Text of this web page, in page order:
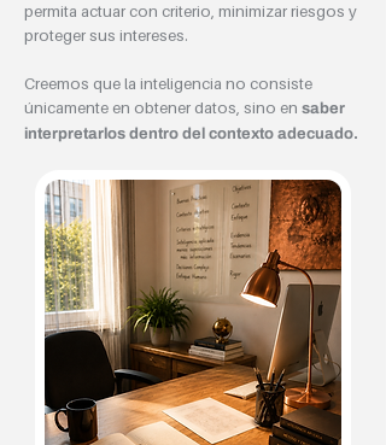
permita actuar con criterio, minimizar riesgos y
proteger sus intereses.
Creemos que la inteligencia no consiste
únicamente en obtener datos, sino en saber
interpretarlos dentro del contexto adecuado.